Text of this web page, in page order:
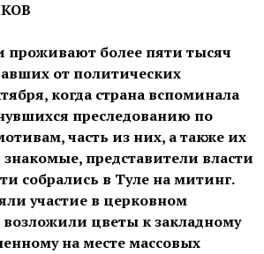
проживают более пяти тысяч
от политических
когда страна вспоминала
преследованию по
часть из них, а также их
представители власти
собрались в Туле на митинг.
участие в церковном
цветы к закладному
на месте массовых